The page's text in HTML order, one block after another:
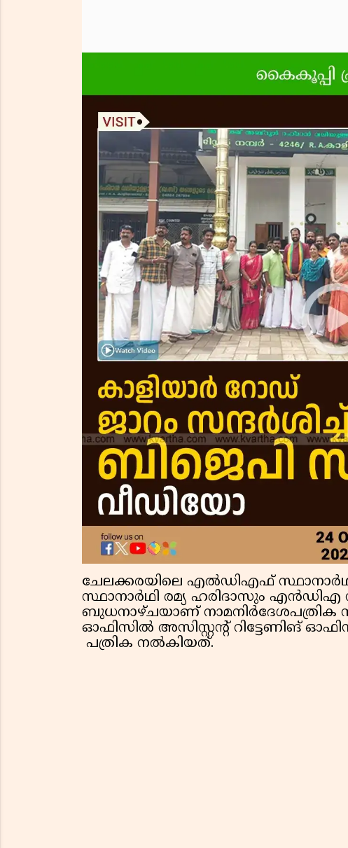
ചേലക്കരയിലെ എൽഡിഎഫ്
സ്ഥാനാർഥി രമ്യ ഹരിദാസും
ബുധനാഴ്ചയാണ് നാമനിർദേശപത്രിക
ഓഫിസിൽ അസിസ്റ്റന്റ് റിട്ടേണിങ്
പത്രിക നൽകിയത്.